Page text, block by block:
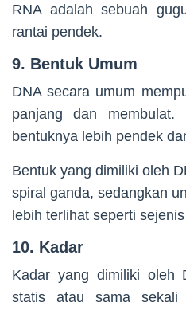
RNA adalah sebuah
rantai pendek.
9. Bentuk Umum
DNA secara umum
panjang dan membulat.
bentuknya lebih pendek
Bentuk yang dimiliki oleh
spiral ganda, sedangkan
lebih terlihat seperti
10. Kadar
Kadar yang dimiliki oleh
statis atau sama